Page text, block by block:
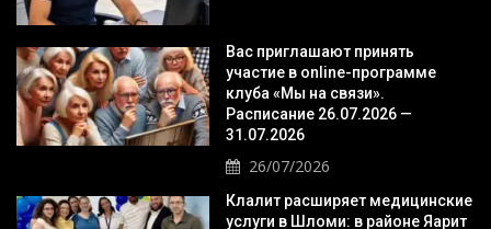
Вас приглашают принять
участие в online-программе
клуба «Мы на связи».
Расписание 26.07.2026 —
31.07.2026
26/07/2026
Клалит расширяет медицинские
услуги в Шломи: в районе Яарит